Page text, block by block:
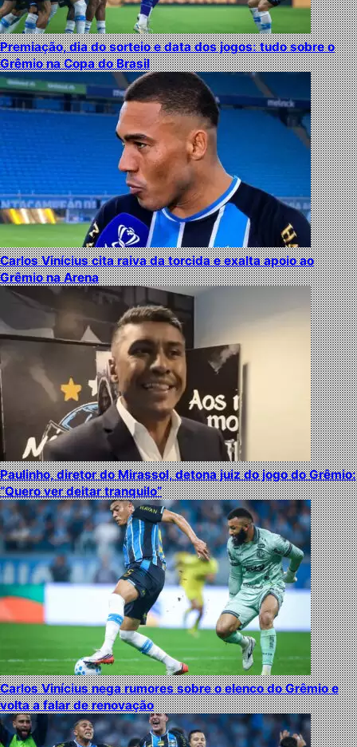
Premiação, dia do sorteio e data dos jogos: tudo sobre o
Grêmio na Copa do Brasil
Carlos Vinícius cita raiva da torcida e exalta apoio ao
Grêmio na Arena
Paulinho, diretor do Mirassol, detona juiz do jogo do Grêmio:
“Quero ver deitar tranquilo”
Carlos Vinícius nega rumores sobre o elenco do Grêmio e
volta a falar de renovação